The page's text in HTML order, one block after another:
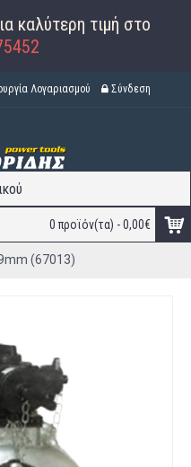
καλύτερη τιμή στο
Λογαριασμού Σύνδεση
0 προϊόν(τα) - 0,00€
(67013)